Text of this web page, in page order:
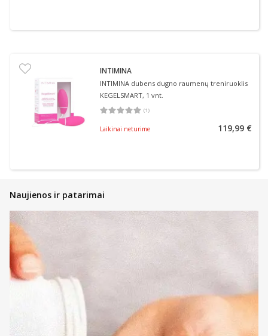
INTIMINA
INTIMINA dubens dugno raumenų treniruoklis
KEGELSMART, 1 vnt.
(1)
Vidutinis įvertinimas 5.00
Laikinai neturime 119,99 €
Naujienos ir patarimai